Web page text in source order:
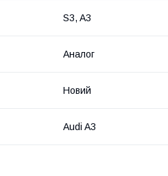
S3, A3
Аналог
Новий
Audi A3